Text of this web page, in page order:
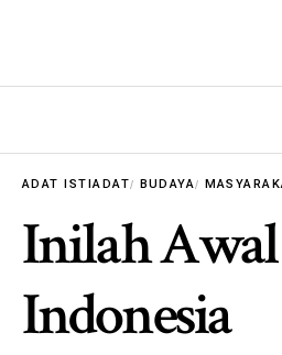
ADAT ISTIADAT BUDAYA
Inilah
Indonesia